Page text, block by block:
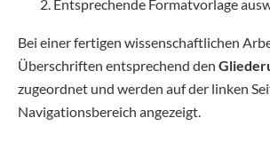
Entsprechende Formatvorlage
Bei einer fertigen wissenschaftlichen
Überschriften entsprechend den
zugeordnet und werden auf der linken
Navigationsbereich angezeigt.